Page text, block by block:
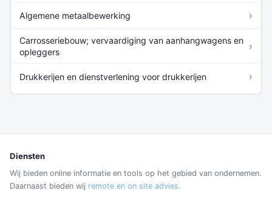
Algemene metaalbewerking ›
Carrosseriebouw; vervaardiging van aanhangwagens en
opleggers
›
Drukkerijen en dienstverlening voor drukkerijen ›
Diensten
Wij bieden online informatie en tools op het gebied van ondernemen.
Daarnaast bieden wij remote en on site advies.